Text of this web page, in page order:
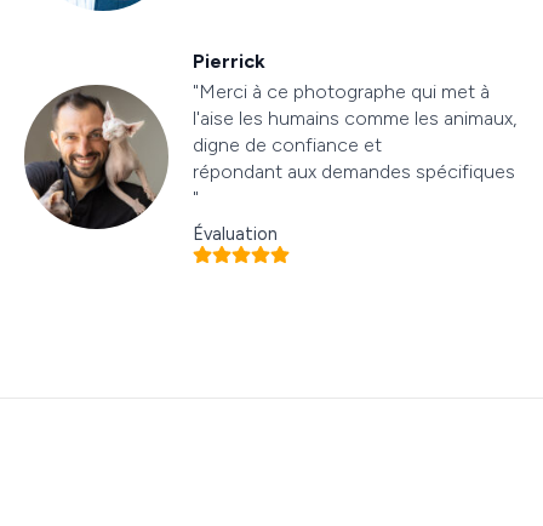
Pierrick
"Merci à ce photographe qui met à
l'aise les humains comme les animaux,
digne de confiance et
répondant aux demandes spécifiques
"
Évaluation